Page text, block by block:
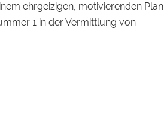
ehrgeizigen, motivierenden Plan
1 in der Vermittlung von